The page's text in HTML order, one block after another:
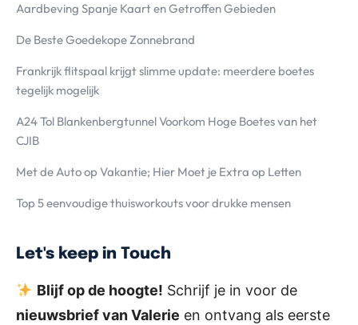
Aardbeving Spanje Kaart en Getroffen Gebieden
De Beste Goedekope Zonnebrand
Frankrijk flitspaal krijgt slimme update: meerdere boetes
tegelijk mogelijk
A24 Tol Blankenbergtunnel Voorkom Hoge Boetes van het
CJIB
Met de Auto op Vakantie; Hier Moet je Extra op Letten
Top 5 eenvoudige thuisworkouts voor drukke mensen
Let's keep in Touch
Blijf op de hoogte! Schrijf je in voor de
nieuwsbrief van Valerie en ontvang als eerste